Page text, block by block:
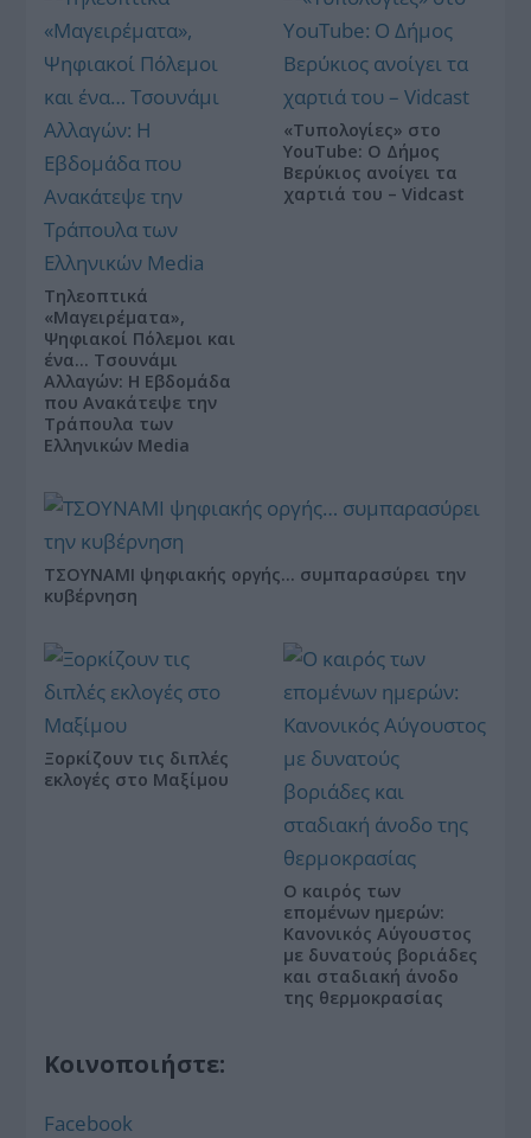
Τηλεοπτικά
«Μαγειρέματα»,
Ψηφιακοί Πόλεμοι και
ένα… Τσουνάμι
Αλλαγών: Η Εβδομάδα
που Ανακάτεψε την
Τράπουλα των
Ελληνικών Media
«Τυπολογίες» στο
YouTube: Ο Δήμος
Βερύκιος ανοίγει τα
χαρτιά του – Vidcast
ΤΣΟΥΝΑΜΙ ψηφιακής οργής… συμπαρασύρει την
κυβέρνηση
Ξορκίζουν τις διπλές
εκλογές στο Μαξίμου
Ο καιρός των
επομένων ημερών:
Κανονικός Αύγουστος
με δυνατούς βοριάδες
και σταδιακή άνοδο
της θερμοκρασίας
Κοινοποιήστε:
Facebook